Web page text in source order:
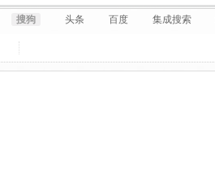
搜狗 头条 百度 集成搜索